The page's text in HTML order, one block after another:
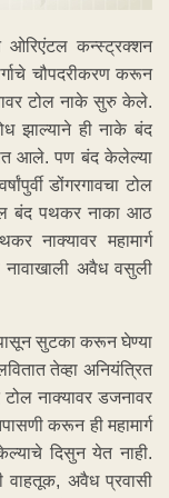
ओरिएंटल कन्स्ट्रक्शन
चौपदरीकरण करून
टोल नाके सुरु केले.
झाल्याने ही नाके बंद
आले. पण बंद केलेल्या
डोंगरगावचा टोल
बंद पथकर नाका आठ
नाक्यावर महामार्ग
नावाखाली अवैध वसुली
सुटका करून घेण्या
तेव्हा अनियंत्रित
नाक्यावर डजनावर
करून ही महामार्ग
केल्याचे दिसुन येत नाही.
वाहतूक, अवैध प्रवासी